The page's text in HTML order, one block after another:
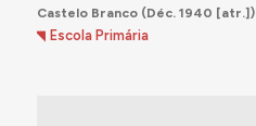
Castelo Branco(Déc. 1940 [atr.])
Escola Primária